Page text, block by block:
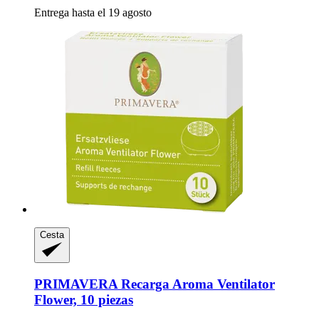
Entrega hasta el 19 agosto
Cesta
PRIMAVERA Recarga Aroma Ventilator
Flower, 10 piezas